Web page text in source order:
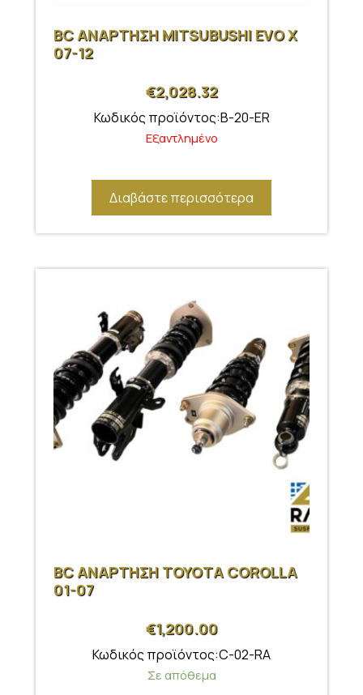
BC ΑΝΑΡΤΗΣΗ MITSUBUSHI EVO X
07-12
€2,028.32
Κωδικός προϊόντος:B-20-ER
Εξαντλημένο
Διαβάστε περισσότερα
BC ΑΝΑΡΤΗΣΗ TOYOTA COROLLA
01-07
€1,200.00
Κωδικός προϊόντος:C-02-RA
Σε απόθεμα